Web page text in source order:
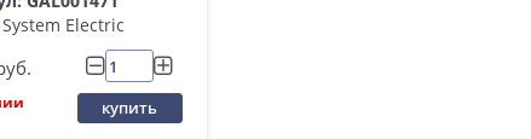
Electric
купить